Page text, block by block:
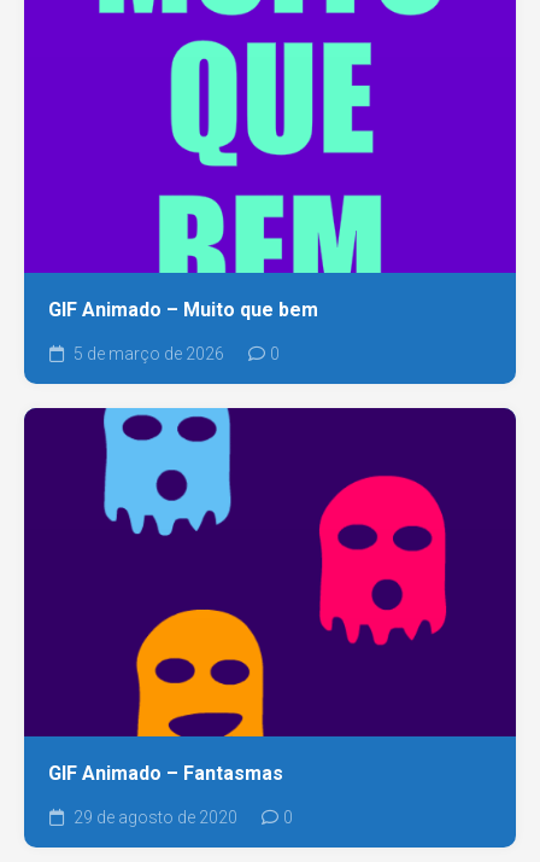
GIF Animado – Muito que bem
5 de março de 2026 0
GIF Animado – Fantasmas
29 de agosto de 2020 0